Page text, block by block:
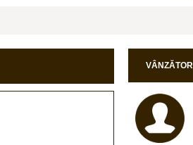
VÂNZĂTOR